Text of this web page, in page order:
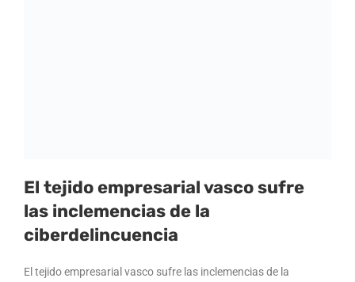
El tejido empresarial vasco sufre
las inclemencias de la
ciberdelincuencia
El tejido empresarial vasco sufre las inclemencias de la